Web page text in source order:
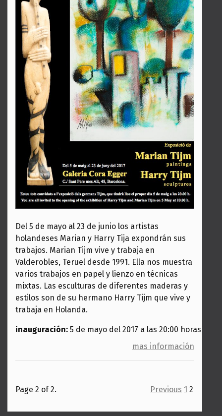
Del 5 de mayo al 23 de junio los artistas
holandeses Marian y Harry Tija expondrán sus
trabajos. Marian Tijm vive y trabaja en
Valderobles, Teruel desde 1991. Ella nos muestra
varios trabajos en papel y lienzo en técnicas
mixtas. Las esculturas de diferentes maderas y
estilos son de su hermano Harry Tijm que vive y
trabaja en Holanda.
inauguración: 5 de mayo del 2017 a las 20:00 horas
mas información
Page 2 of 2. Previous 1 2